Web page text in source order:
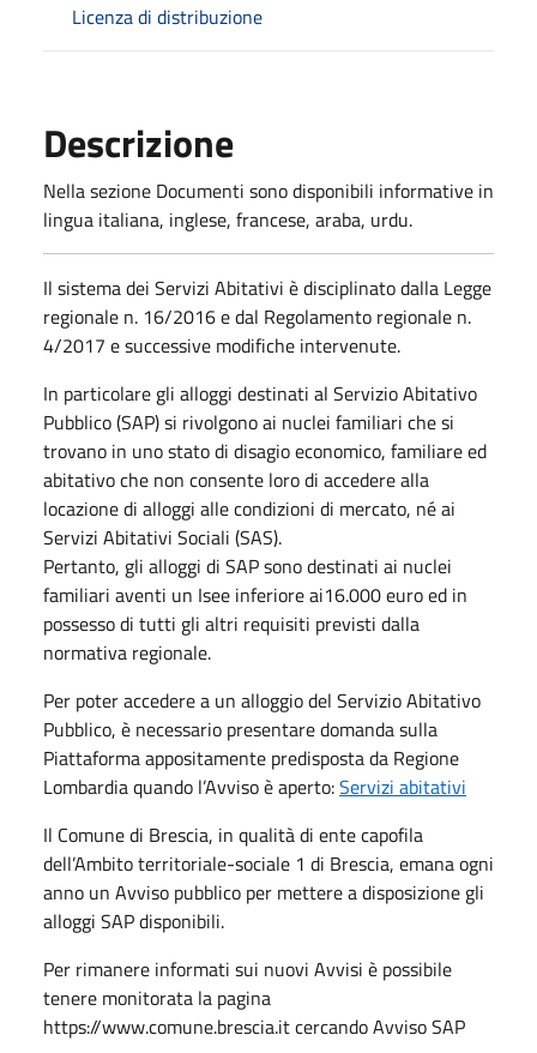
Licenza di distribuzione
Descrizione
Nella sezione Documenti sono disponibili informative in
lingua italiana, inglese, francese, araba, urdu.
Il sistema dei Servizi Abitativi è disciplinato dalla Legge
regionale n. 16/2016 e dal Regolamento regionale n.
4/2017 e successive modifiche intervenute.
In particolare gli alloggi destinati al Servizio Abitativo
Pubblico (SAP) si rivolgono ai nuclei familiari che si
trovano in uno stato di disagio economico, familiare ed
abitativo che non consente loro di accedere alla
locazione di alloggi alle condizioni di mercato, né ai
Servizi Abitativi Sociali (SAS).
Pertanto, gli alloggi di SAP sono destinati ai nuclei
familiari aventi un Isee inferiore ai16.000 euro ed in
possesso di tutti gli altri requisiti previsti dalla
normativa regionale.
Per poter accedere a un alloggio del Servizio Abitativo
Pubblico, è necessario presentare domanda sulla
Piattaforma appositamente predisposta da Regione
Lombardia quando l’Avviso è aperto:Servizi abitativi
Il Comune di Brescia, in qualità di ente capofila
dell’Ambito territoriale-sociale 1 di Brescia, emana ogni
anno un Avviso pubblico per mettere a disposizione gli
alloggi SAP disponibili.
Per rimanere informati sui nuovi Avvisi è possibile
tenere monitorata la pagina
https://www.comune.brescia.it cercando Avviso SAP